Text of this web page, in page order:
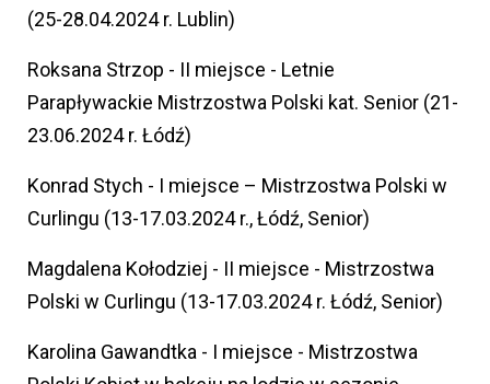
(25-28.04.2024 r. Lublin)
Roksana Strzop - II miejsce - Letnie
Parapływackie Mistrzostwa Polski kat. Senior (21-
23.06.2024 r. Łódź)
Konrad Stych - I miejsce – Mistrzostwa Polski w
Curlingu (13-17.03.2024 r., Łódź, Senior)
Magdalena Kołodziej - II miejsce - Mistrzostwa
Polski w Curlingu (13-17.03.2024 r. Łódź, Senior)
Karolina Gawandtka - I miejsce - Mistrzostwa